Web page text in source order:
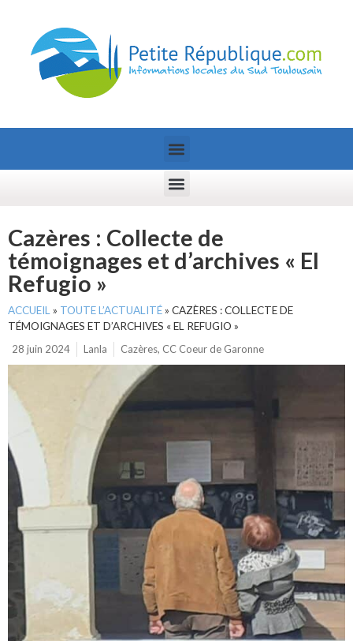
Cazères : Collecte de
témoignages et d’archives « El
Refugio »
ACCUEIL » TOUTE L’ACTUALITÉ» CAZÈRES : COLLECTE DE
TÉMOIGNAGES ET D’ARCHIVES « EL REFUGIO »
28 juin 2024
Lanla Cazères, CC Coeur de Garonne